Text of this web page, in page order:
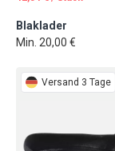
Blaklader
Min. 20,00 €
Versand 3 Tage